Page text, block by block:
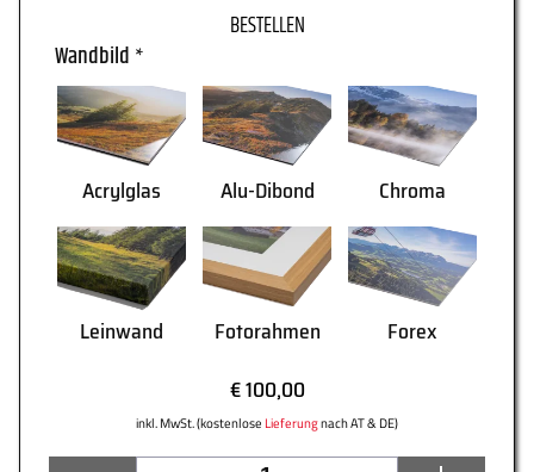
Wandbild *
Acrylglas Alu-Dibond Chroma
Leinwand Fotorahmen
Forex
€ 100,00
inkl. MwSt. (kostenlose Lieferungnach AT & DE)